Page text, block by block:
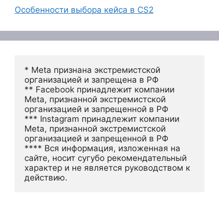
Особенности выбора кейса в CS2
* Meta признана экстремистской
организацией и запрещена в РФ
** Facebook принадлежит компании
Meta, признанной экстремистской
организацией и запрещенной в РФ
*** Instagram принадлежит компании
Meta, признанной экстремистской
организацией и запрещенной в РФ
**** Вся информация, изложенная на
сайте, носит сугубо рекомендательный
характер и не является руководством к
действию.